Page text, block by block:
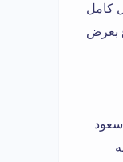
كامل
بعرض
سعود